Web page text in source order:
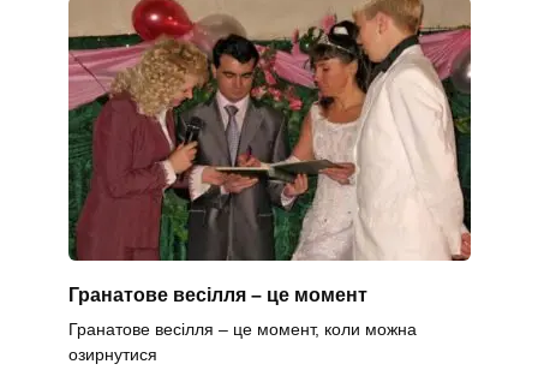
Гранатове весілля – це момент
Гранатове весілля – це момент, коли можна
озирнутися